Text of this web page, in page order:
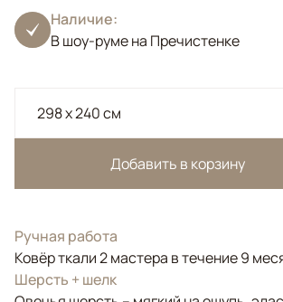
Наличие:
В шоу-руме на Пречистенке
298 x 240 см
Добавить в корзину
Ручная работа
Ковёр ткали 2 мастера в течение 9
Шерсть + шелк